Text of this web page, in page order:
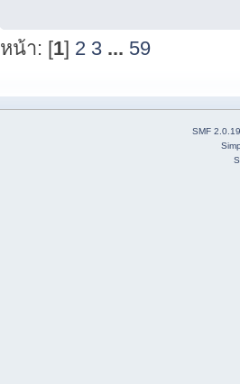
หน้า: [1] 2 3 ... 59
SMF 2.0.19